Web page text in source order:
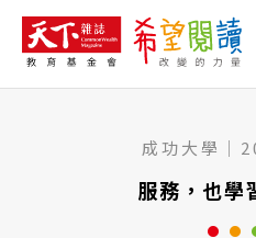
Jump to
Jump to
成功大學 ｜
服務，也學